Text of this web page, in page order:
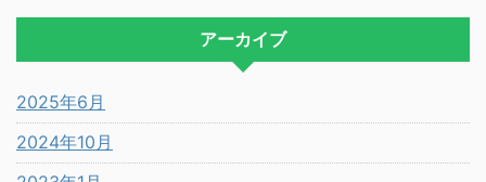
アーカイブ
2025年6月
2024年10月